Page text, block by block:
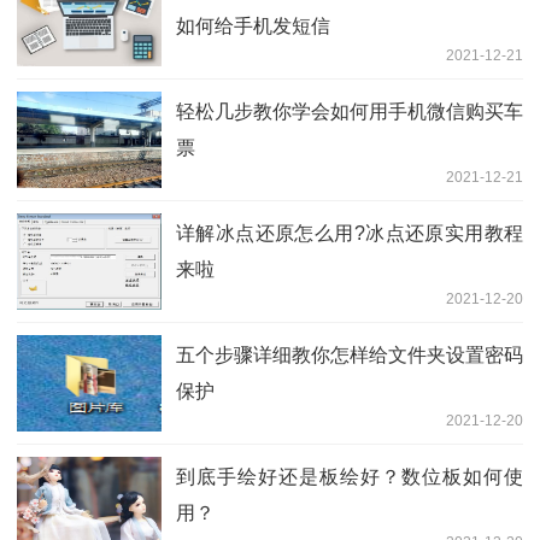
如何给手机发短信
2021-12-21
轻松几步教你学会如何用手机微信购买车
票
2021-12-21
详解冰点还原怎么用?冰点还原实用教程
来啦
2021-12-20
五个步骤详细教你怎样给文件夹设置密码
保护
2021-12-20
到底手绘好还是板绘好？数位板如何使
用？